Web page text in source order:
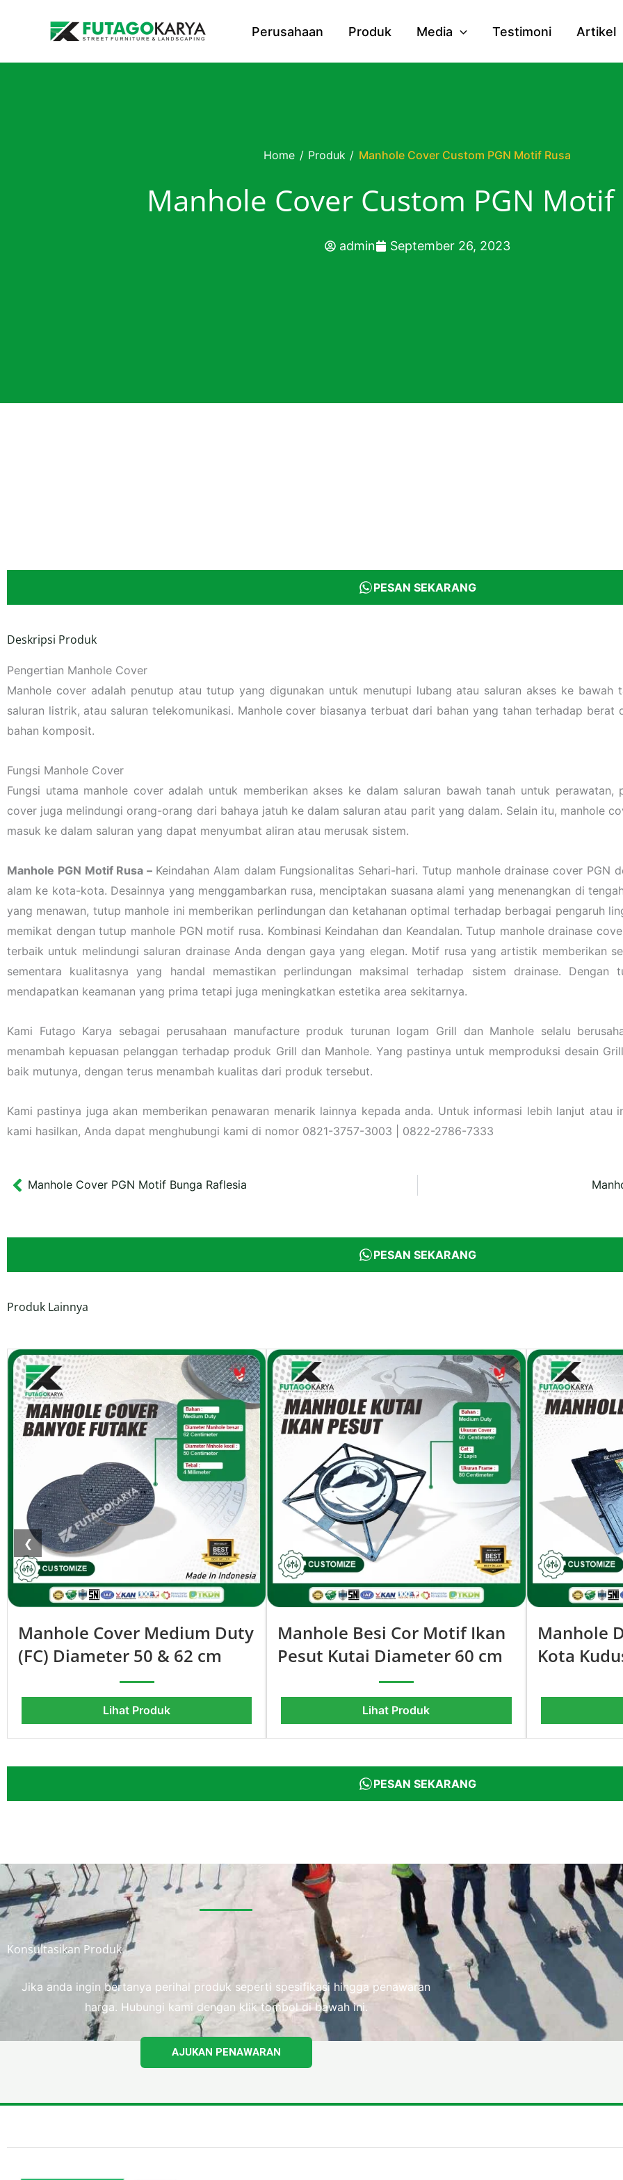
Perusahaan Produk Media Testimoni Artikel
Home / Produk / Manhole Cover Custom PGN Motif Rusa
Manhole Cover Custom PGN Motif
admin September 26, 2023
PESAN SEKARANG
Deskripsi Produk
Pengertian Manhole Cover
Manhole cover adalah penutup atau tutup yang digunakan untuk menutupi lubang atau saluran akses ke bawah
saluran listrik, atau saluran telekomunikasi. Manhole cover biasanya terbuat dari bahan yang tahan terhadap
bahan komposit.
Fungsi Manhole Cover
Fungsi utama manhole cover adalah untuk memberikan akses ke dalam saluran bawah tanah untuk perawatan,
cover juga melindungi orang-orang dari bahaya jatuh ke dalam saluran atau parit yang dalam. Selain itu, manhole
masuk ke dalam saluran yang dapat menyumbat aliran atau merusak sistem.
Manhole PGN Motif Rusa – Keindahan Alam dalam Fungsionalitas Sehari-hari. Tutup manhole drainase cover PGN
alam ke kota-kota. Desainnya yang menggambarkan rusa, menciptakan suasana alami yang menenangkan di
yang menawan, tutup manhole ini memberikan perlindungan dan ketahanan optimal terhadap berbagai pengaruh
memikat dengan tutup manhole PGN motif rusa. Kombinasi Keindahan dan Keandalan. Tutup manhole drainase
terbaik untuk melindungi saluran drainase Anda dengan gaya yang elegan. Motif rusa yang artistik memberikan
sementara kualitasnya yang handal memastikan perlindungan maksimal terhadap sistem drainase.
mendapatkan keamanan yang prima tetapi juga meningkatkan estetika area sekitarnya.
Kami Futago Karya sebagai perusahaan manufacture produk turunan logam Grill dan Manhole selalu
menambah kepuasan pelanggan terhadap produk Grill dan Manhole. Yang pastinya untuk memproduksi desain
baik mutunya, dengan terus menambah kualitas dari produk tersebut.
Kami pastinya juga akan memberikan penawaran menarik lainnya kepada anda. Untuk informasi lebih lanjut
kami hasilkan, Anda dapat menghubungi kami di nomor 0821-3757-3003 | 0822-2786-7333
Prev
Manhole Cover PGN Motif Bunga Raflesia
PESAN SEKARANG
Produk Lainnya
❮
Manhole Cover Medium Duty
(FC) Diameter 50 & 62 cm
Lihat Produk
Manhole Besi Cor Motif Ikan
Pesut Kutai Diameter 60 cm
Lihat Produk
Manhole
Kota
PESAN SEKARANG
Konsultasikan Produk
Jika anda ingin bertanya perihal produk seperti spesifikasi hingga penawaran
harga. Hubungi kami dengan klik tombol di bawah ini.
AJUKAN PENAWARAN